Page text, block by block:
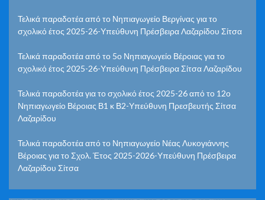
Τελικά παραδοτέα από το Νηπιαγωγείο Βεργίνας για το
σχολικό έτος 2025-26-Υπεύθυνη Πρέσβειρα Λαζαρίδου Σίτσα
Τελικά παραδοτέα από το 5ο Νηπιαγωγείο Βέροιας για το
σχολικό έτος 2025-26-Υπεύθυνη Πρέσβειρα Σίτσα Λαζαρίδου
Τελικά παραδοτέα για το σχολικό έτος 2025-26 από το 12ο
Νηπιαγωγείο Βέροιας Β1 κ Β2-Υπεύθυνη Πρεσβευτής Σίτσα
Λαζαρίδου
Τελικά παραδοτέα από το Νηπιαγωγείο Νέας Λυκογιάννης
Βέροιας για το Σχολ. Έτος 2025-2026-Υπεύθυνη Πρέσβειρα
Λαζαρίδου Σίτσα